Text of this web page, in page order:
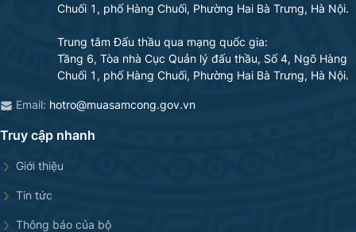
Chuối 1, phố Hàng Chuối, Phường Hai Bà Trưng, Hà Nội.
Trung tâm Đấu thầu qua mạng quốc gia:
Tầng 6, Tòa nhà Cục Quản lý đấu thầu, Số 4, Ngõ Hàng
Chuối 1, phố Hàng Chuối, Phường Hai Bà Trưng, Hà Nội.
Email: hotro@muasamcong.gov.vn
Truy cập nhanh
Giới thiệu
Tin tức
Thông báo của bộ